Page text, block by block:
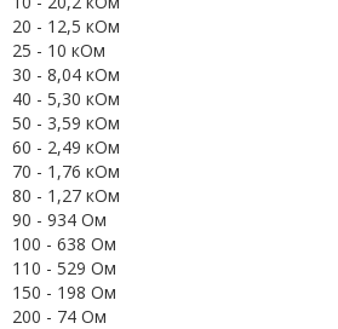
20 - 12,5 кОм
25 - 10 кОм
30 - 8,04 кОм
40 - 5,30 кОм
50 - 3,59 кОм
60 - 2,49 кОм
70 - 1,76 кОм
80 - 1,27 кОм
90 - 934 Ом
100 - 638 Ом
110 - 529 Ом
150 - 198 Ом
200 - 74 Ом